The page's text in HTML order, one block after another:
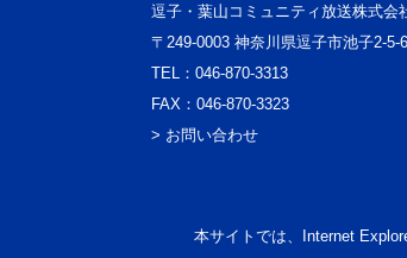
逗子・葉山コミュニティ放送株式会
〒249-0003 神奈川県逗子市池子2-5-6
TEL：046-870-3313
FAX：046-870-3323
> お問い合わせ
本サイトでは、Internet